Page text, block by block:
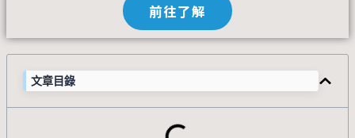
前往了解
文章目錄